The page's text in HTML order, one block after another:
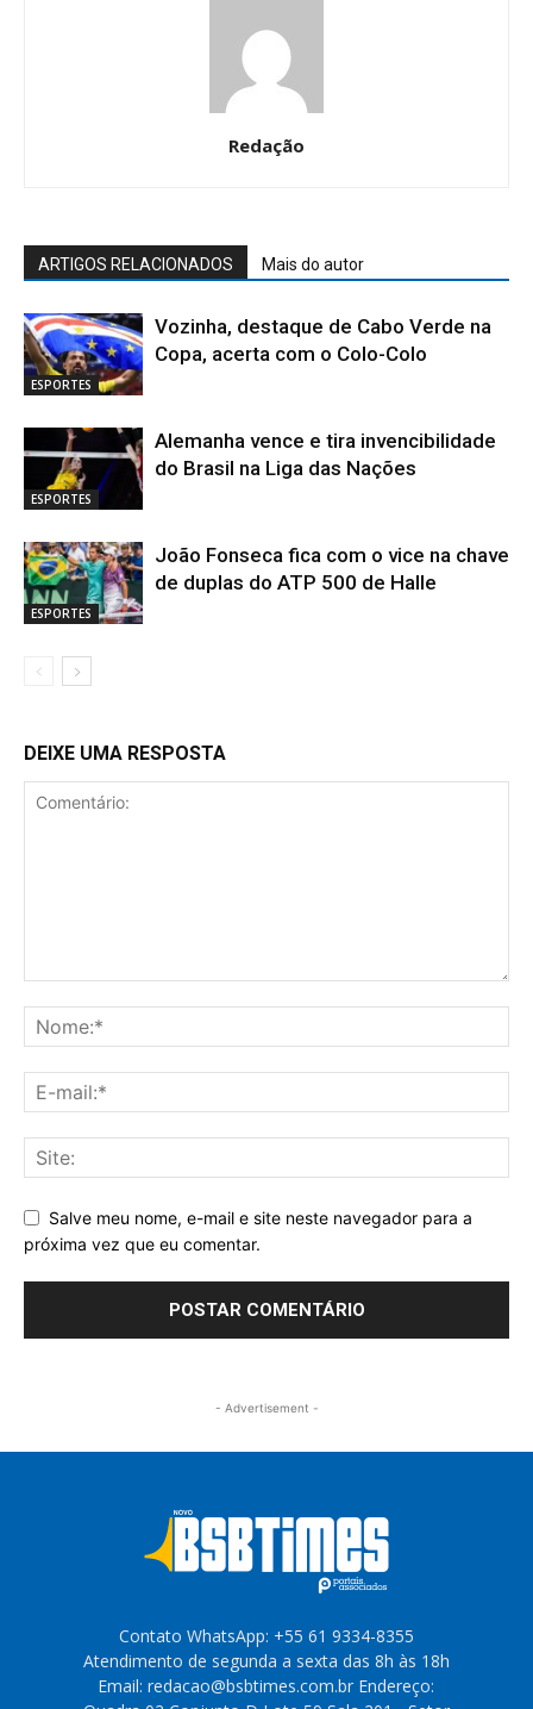
Redação
ARTIGOS RELACIONADOS Mais do autor
ESPORTES
Vozinha, destaque de Cabo Verde na
Copa, acerta com o Colo-Colo
ESPORTES
Alemanha vence e tira invencibilidade
do Brasil na Liga das Nações
ESPORTES
João Fonseca fica com o vice na chave
de duplas do ATP 500 de Halle
DEIXE UMA RESPOSTA
Salve meu nome, e-mail e site neste navegador para a
próxima vez que eu comentar.
- Advertisement -
Contato WhatsApp: +55 61 9334-8355
Atendimento de segunda a sexta das 8h às 18h
Email: redacao@bsbtimes.com.br Endereço: